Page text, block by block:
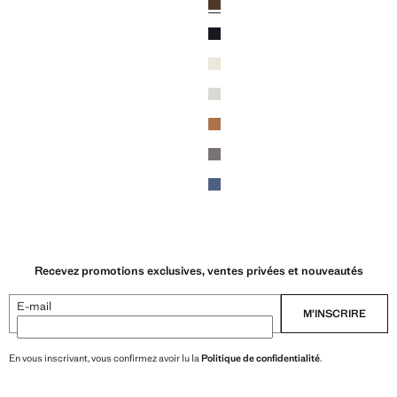
Bleu marine
Blanc cassé
Gris chiné clair
Marron moyen
Gris chiné moyen
Bleu porcelaine
Recevez promotions exclusives, ventes privées et nouveautés
E-mail M’INSCRIRE
En vous inscrivant, vous confirmez avoir lu la Politique de confidentialité.